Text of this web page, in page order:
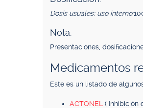
Dosis usuales: uso interno:
Nota.
Presentaciones,
Medicamentos
Este es un listado de
ACTONEL ( Inhibición